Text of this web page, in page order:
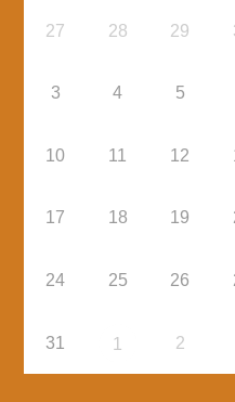
27 28 29
3 4 5
10 11 12
17 18 19
24 25 26
31 1 2